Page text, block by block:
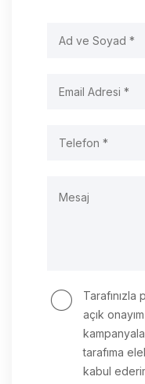
Tarafınızla
açık
tarafıma
kabul